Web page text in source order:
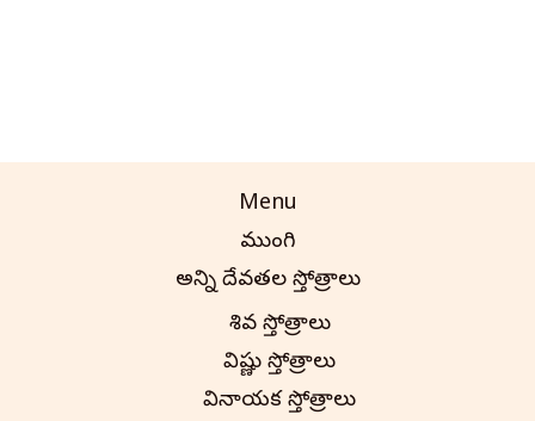
Menu
ముంగిలి
అన్ని దేవతల స్తోత్రాలు
శివ స్తోత్రాలు
విష్ణు స్తోత్రాలు
వినాయక స్తోత్రాలు